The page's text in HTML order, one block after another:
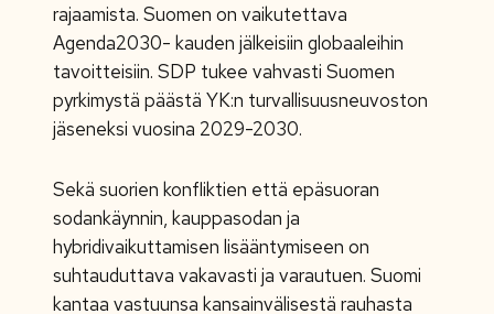
rajaamista. Suomen on vaikutettava
Agenda2030- kauden jälkeisiin globaaleihin
tavoitteisiin. SDP tukee vahvasti Suomen
pyrkimystä päästä YK:n turvallisuusneuvoston
jäseneksi vuosina 2029-2030.
Sekä suorien konfliktien että epäsuoran
sodankäynnin, kauppasodan ja
hybridivaikuttamisen lisääntymiseen on
suhtauduttava vakavasti ja varautuen. Suomi
kantaa vastuunsa kansainvälisestä rauhasta